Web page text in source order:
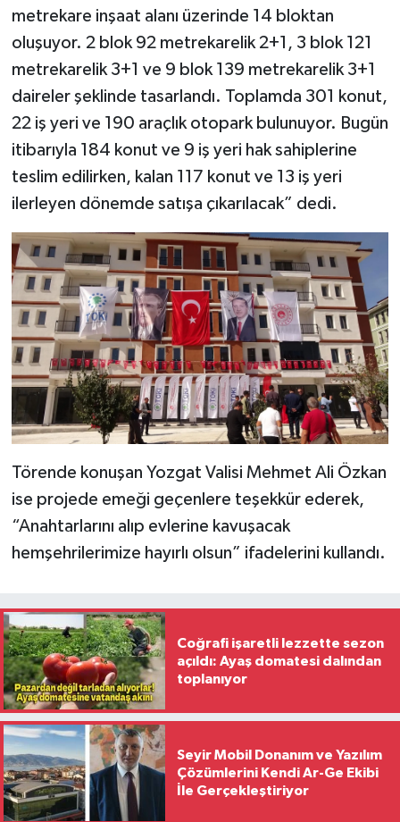
metrekare inşaat alanı üzerinde 14 bloktan
oluşuyor. 2 blok 92 metrekarelik 2+1, 3 blok 121
metrekarelik 3+1 ve 9 blok 139 metrekarelik 3+1
daireler şeklinde tasarlandı. Toplamda 301 konut,
22 iş yeri ve 190 araçlık otopark bulunuyor. Bugün
itibarıyla 184 konut ve 9 iş yeri hak sahiplerine
teslim edilirken, kalan 117 konut ve 13 iş yeri
ilerleyen dönemde satışa çıkarılacak” dedi.
Törende konuşan Yozgat Valisi Mehmet Ali Özkan
ise projede emeği geçenlere teşekkür ederek,
“Anahtarlarını alıp evlerine kavuşacak
hemşehrilerimize hayırlı olsun” ifadelerini kullandı.
Coğrafi işaretli lezzette sezon
açıldı: Ayaş domatesi dalından
toplanıyor
Seyir Mobil Donanım ve Yazılım
Çözümlerini Kendi Ar-Ge Ekibi
İle Gerçekleştiriyor